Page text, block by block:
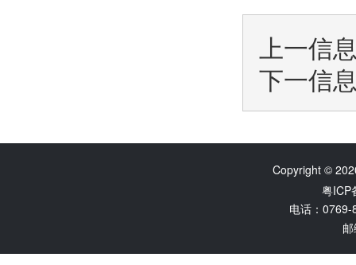
上一信
下一信
Copyright ©
粤ICP
电话：